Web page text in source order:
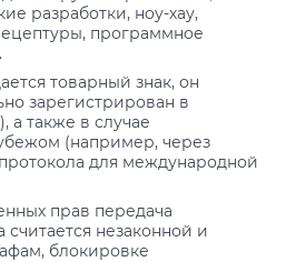
разработки, ноу-хау,
программное
товарный знак, он
зарегистрирован в
также в случае
(например, через
для международной
прав передача
считается незаконной и
блокировке